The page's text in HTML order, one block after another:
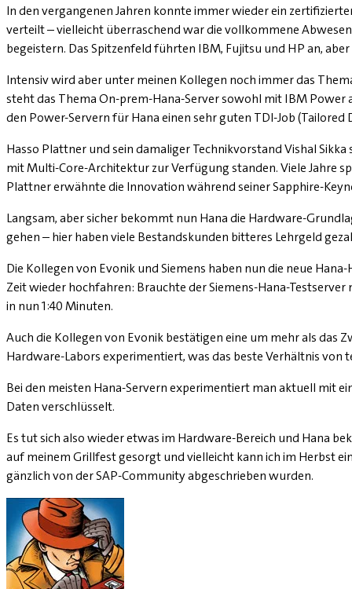
In den vergangenen Jahren konnte immer wieder ein
verteilt – vielleicht überraschend war die vollkommene
begeistern. Das Spitzenfeld führten IBM, Fujitsu und HP an,
Intensiv wird aber unter meinen Kollegen noch immer das
steht das Thema On-prem-Hana-Server sowohl mit IBM
den Power-Servern für Hana einen sehr guten TDI-Job
Hasso Plattner und sein damaliger Technikvorstand Vishal
mit Multi-Core-Architektur zur Verfügung standen. Viele Jahre
Plattner erwähnte die Innovation während seiner Sapphire-
Langsam, aber sicher bekommt nun Hana die Hardware-
gehen – hier haben viele Bestandskunden bitteres Lehrgeld
Die Kollegen von Evonik und Siemens haben nun die neue
Zeit wieder hochfahren: Brauchte der Siemens-Hana-
in nun 1:40 Minuten.
Auch die Kollegen von Evonik bestätigen eine um mehr als das
Hardware-­Labors experimentiert, was das beste Verhältnis
Bei den meisten Hana-Servern experimentiert man aktuell mit
Daten verschlüsselt.
Es tut sich also wieder etwas im Hardware-Bereich und Hana
auf meinem Grillfest gesorgt und vielleicht kann ich im Herbst
gänzlich von der SAP-Community abgeschrieben wurden.